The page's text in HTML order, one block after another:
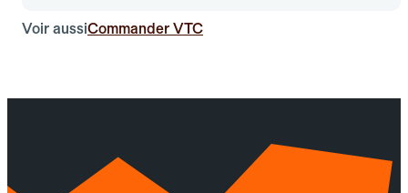
Voir aussiCommander VTC